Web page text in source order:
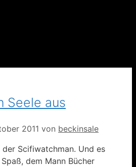
Seele aus
2011 von beckinsale
Scifiwatchman. Und es
dem Mann Bücher